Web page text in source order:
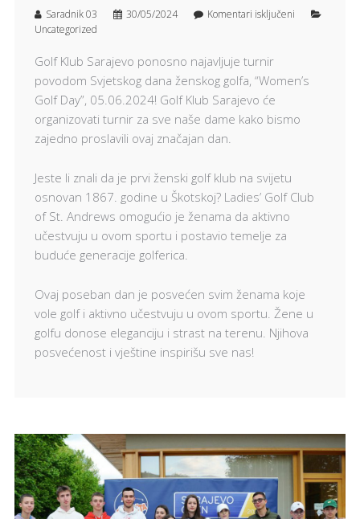
Saradnik 03 30/05/2024
Komentari isključeni
Uncategorized
Golf Klub Sarajevo ponosno najavljuje turnir
povodom Svjetskog dana ženskog golfa, “Women’s
Golf Day”, 05.06.2024! Golf Klub Sarajevo će
organizovati turnir za sve naše dame kako bismo
zajedno proslavili ovaj značajan dan.
Jeste li znali da je prvi ženski golf klub na svijetu
osnovan 1867. godine u Škotskoj? Ladies’ Golf Club
of St. Andrews omogućio je ženama da aktivno
učestvuju u ovom sportu i postavio temelje za
buduće generacije golferica.
Ovaj poseban dan je posvećen svim ženama koje
vole golf i aktivno učestvuju u ovom sportu. Žene u
golfu donose eleganciju i strast na terenu. Njihova
posvećenost i vještine inspirišu sve nas!